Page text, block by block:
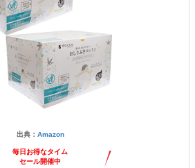
出典： Amazon
毎日お得なタイム
セール開催中